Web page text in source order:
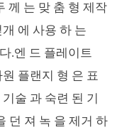
께 는 맞 춤 형 제작
에 사용 하 는
.엔 드 플레이트
플랜지 형 은 표
술 과 숙련 된 기
던 져 녹 을 제거 하